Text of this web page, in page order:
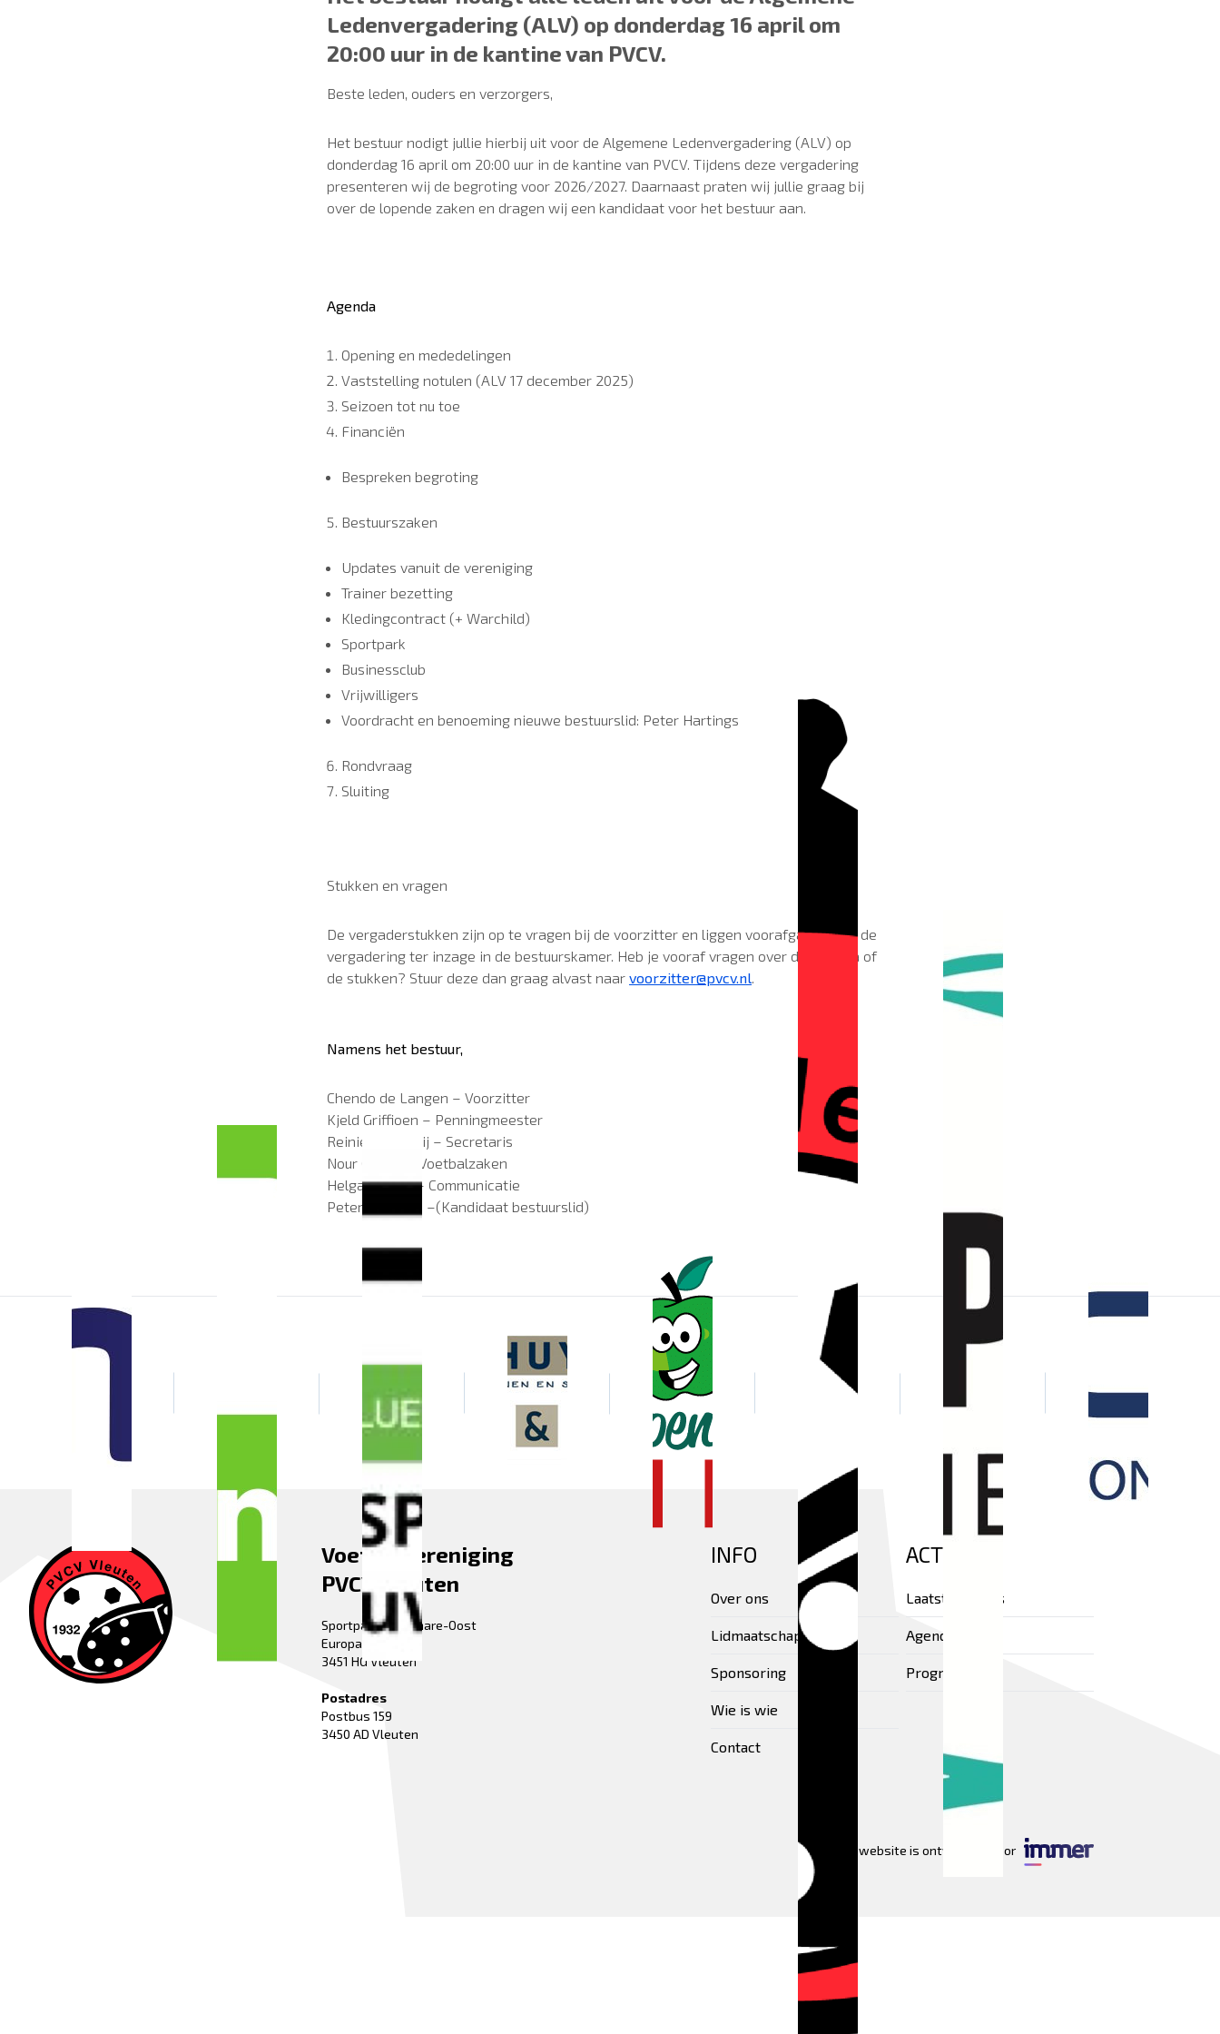
Ledenvergadering (ALV) op donderdag 16 april om
20:00 uur in de kantine van PVCV.
Beste leden, ouders en verzorgers,
Het bestuur nodigt jullie hierbij uit voor de Algemene Ledenvergadering (ALV) op
donderdag 16 april om 20:00 uur in de kantine van PVCV. Tijdens deze vergadering
presenteren wij de begroting voor 2026/2027. Daarnaast praten wij jullie graag bij
over de lopende zaken en dragen wij een kandidaat voor het bestuur aan.
Agenda
Opening en mededelingen
Vaststelling notulen (ALV 17 december 2025)
Seizoen tot nu toe
Financiën
Bespreken begroting
Bestuurszaken
Updates vanuit de vereniging
Trainer bezetting
Kledingcontract (+ Warchild)
Sportpark
Businessclub
Vrijwilligers
Voordracht en benoeming nieuwe bestuurslid: Peter Hartings
Rondvraag
Sluiting
Stukken en vragen
De vergaderstukken zijn op te vragen bij de voorzitter en liggen voorafgaand aan de
vergadering ter inzage in de bestuurskamer. Heb je vooraf vragen over de agenda of
de stukken? Stuur deze dan graag alvast naar voorzitter@pvcv.nl.
Namens het bestuur,
Chendo de Langen – Voorzitter
Kjeld Griffioen – Penningmeester
Reinier de Rooij – Secretaris
Nour Chhilif – Voetbalzaken
Helga Peters – Communicatie
Peter Hartings –(Kandidaat bestuurslid)
Voetbalvereniging
PVCV Vleuten
Sportpark Fletiomare-Oost
Europaweg 52
3451 HG Vleuten
Postadres
Postbus 159
3450 AD Vleuten
INFO
Over ons
Lidmaatschap
Sponsoring
Wie is wie
Contact
ACTUEEL
Laatste nieuws
Agenda
Programma
Deze website is ontwikkeld door